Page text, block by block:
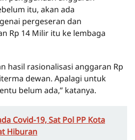
itu, akan ada
pergeseran dan
Rp 14 Milir itu ke lembaga
hasil rasionalisasi anggaran Rp
dewan. Apalagi untuk
belum ada,” katanya.
Covid-19, Sat Pol PP Kota
Hiburan